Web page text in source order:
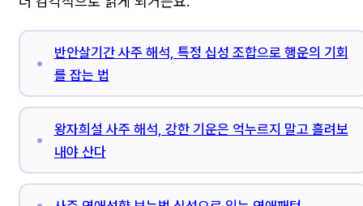
반안살기간 사주 해석, 특정 십성 조합으로 행운의 기회
를 잡는 법
왕자희설 사주 해석, 강한 기운은 억누르지 말고 흘려보
내야 산다